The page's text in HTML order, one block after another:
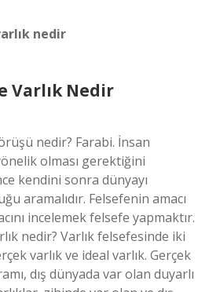
nedir
Varlık Nedir
nedir? Farabi. İnsan
olması gerektiğini
kendini sonra dünyayı
aramalıdır. Felsefenin amacı
incelemek felsefe yapmaktır.
nedir? Varlık felsefesinde iki
varlık ve ideal varlık. Gerçek
dış dünyada var olan duyarlı